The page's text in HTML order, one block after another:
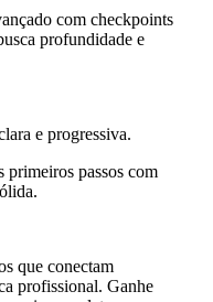
com checkpoints
profundidade e
e progressiva.
primeiros passos com
que conectam
profissional. Ganhe